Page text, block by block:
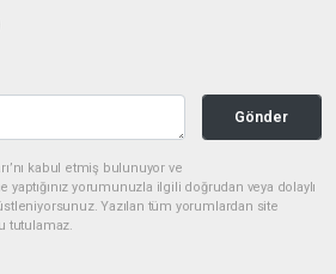
Gönder
kabul etmiş bulunuyor ve
yorumunuzla ilgili doğrudan veya dolaylı
Yazılan tüm yorumlardan site
tutulamaz.